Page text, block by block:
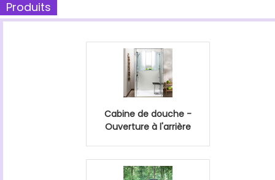
Produits
Cabine de douche -
Ouverture à l'arrière